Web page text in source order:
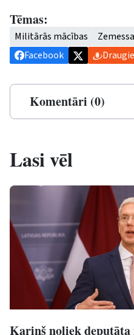
Tēmas:
Militārās mācības
Facebook
Komentāri (0)
Lasi vēl
Kariņš noliek deputāta